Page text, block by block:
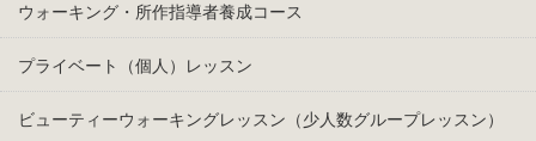
ウォーキング・所作指導者養成コース
プライベート（個人）レッスン
ビューティーウォーキングレッスン（少人数グループレッスン）